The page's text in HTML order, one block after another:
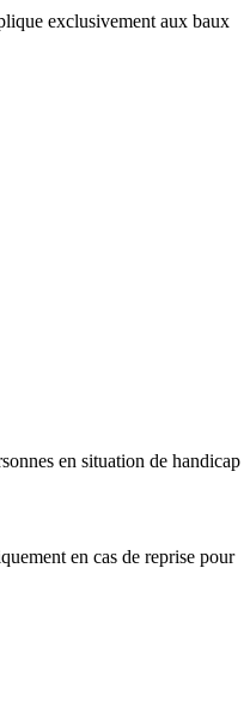
exclusivement aux baux
en situation de handicap
en cas de reprise pour